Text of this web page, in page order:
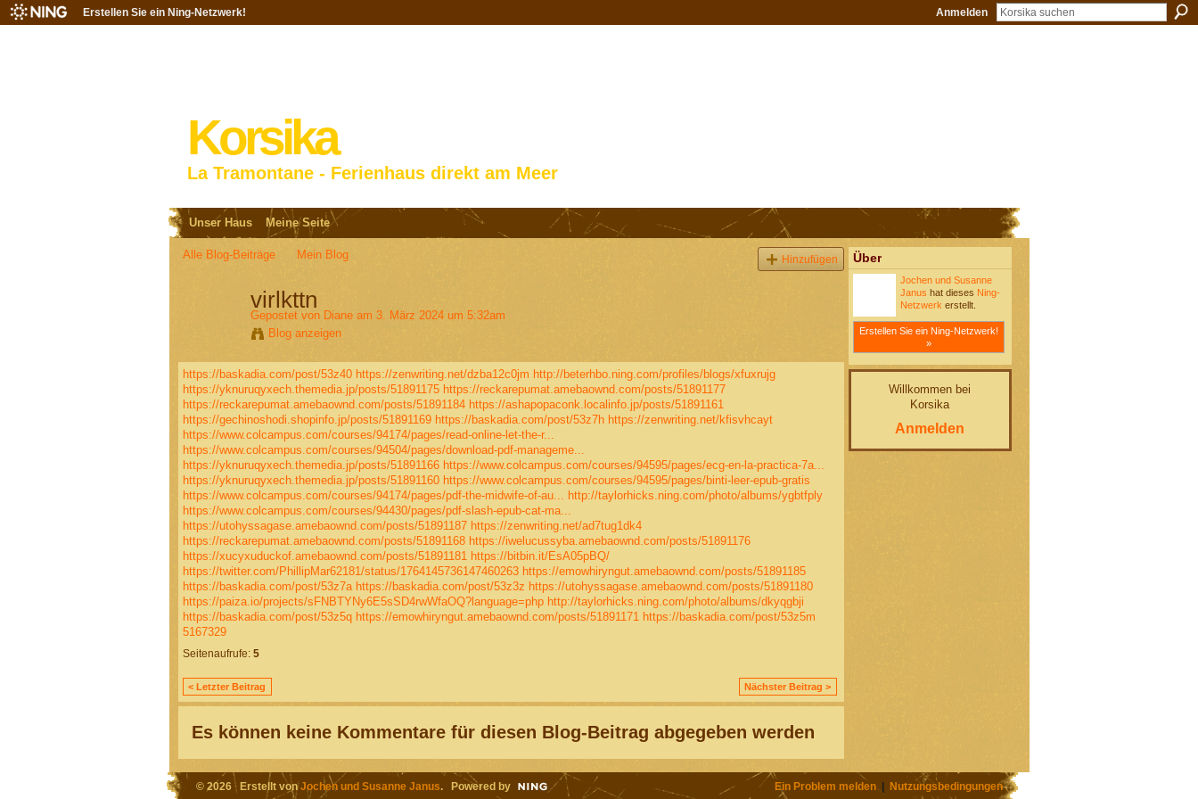
Erstellen Sie ein Ning-Netzwerk! Anmelden
Korsika
La Tramontane - Ferienhaus direkt am Meer
Unser Haus Meine Seite
Alle Blog-Beiträge Mein Blog Hinzufügen
virlkttn
Gepostet von Dianeam 3. März 2024 um 5:32am
Blog anzeigen
https://baskadia.com/post/53z40 https://zenwriting.net/dzba12c0jm http://beterhbo.ning.com/profiles/blogs/xfuxrujg
https://yknuruqyxech.themedia.jp/posts/51891175 https://reckarepumat.amebaownd.com/posts/51891177
https://reckarepumat.amebaownd.com/posts/51891184 https://ashapopaconk.localinfo.jp/posts/51891161
https://gechinoshodi.shopinfo.jp/posts/51891169 https://baskadia.com/post/53z7h https://zenwriting.net/kfisvhcayt
https://www.colcampus.com/courses/94174/pages/read-online-let-the-r...
https://www.colcampus.com/courses/94504/pages/download-pdf-manageme...
https://yknuruqyxech.themedia.jp/posts/51891166 https://www.colcampus.com/courses/94595/pages/ecg-en-la-practica-7a...
https://yknuruqyxech.themedia.jp/posts/51891160 https://www.colcampus.com/courses/94595/pages/binti-leer-epub-gratis
https://www.colcampus.com/courses/94174/pages/pdf-the-midwife-of-au...
http://taylorhicks.ning.com/photo/albums/ygbtfply
https://www.colcampus.com/courses/94430/pages/pdf-slash-epub-cat-ma...
https://utohyssagase.amebaownd.com/posts/51891187 https://zenwriting.net/ad7tug1dk4
https://reckarepumat.amebaownd.com/posts/51891168 https://iwelucussyba.amebaownd.com/posts/51891176
https://xucyxuduckof.amebaownd.com/posts/51891181 https://bitbin.it/EsA05pBQ/
https://twitter.com/PhillipMar62181/status/1764145736147460263 https://emowhiryngut.amebaownd.com/posts/51891185
https://baskadia.com/post/53z7a https://baskadia.com/post/53z3z https://utohyssagase.amebaownd.com/posts/51891180
https://paiza.io/projects/sFNBTYNy6E5sSD4rwWfaOQ?language=php http://taylorhicks.ning.com/photo/albums/dkyqgbji
https://baskadia.com/post/53z5q https://emowhiryngut.amebaownd.com/posts/51891171 https://baskadia.com/post/53z5m
5167329
Seitenaufrufe: 5
< Letzter Beitrag Nächster Beitrag >
Es können keine Kommentare für diesen Blog-Beitrag abgegeben werden
Über
Jochen und Susanne
Janus hat dieses Ning-
Netzwerk erstellt.
Erstellen Sie ein Ning-Netzwerk!
»
Willkommen bei
Korsika
Anmelden
© 2026 Erstellt vonJochen und Susanne Janus. Powered by Ein Problem melden| Nutzungsbedingungen